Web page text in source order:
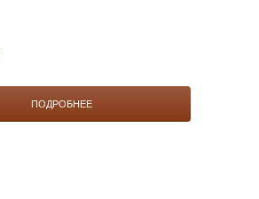
ПОДРОБНЕЕ